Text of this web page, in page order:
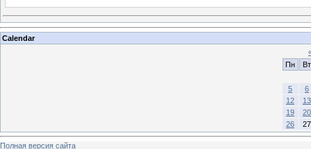
Calendar
Пн
Вт
5
6
12
13
19
20
26
27
Полная версия сайта